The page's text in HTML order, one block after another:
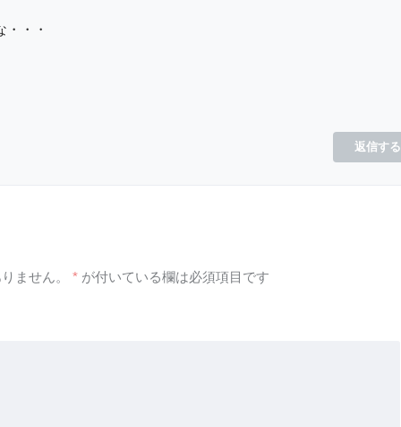
・・
返信する
ません。 * が付いている欄は必須項目です